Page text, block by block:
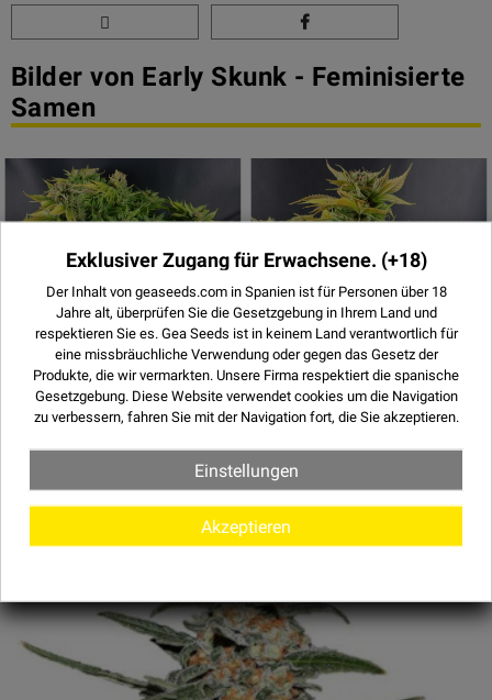
ANDERE VARIËTEITEN
Bilder von Early Skunk - Feminisierte
Samen
Exklusiver Zugang für Erwachsene. (+18)
Der Inhalt von geaseeds.com in Spanien ist für Personen über 18
Jahre alt, überprüfen Sie die Gesetzgebung in Ihrem Land und
respektieren Sie es. Gea Seeds ist in keinem Land verantwortlich für
eine missbräuchliche Verwendung oder gegen das Gesetz der
Produkte, die wir vermarkten. Unsere Firma respektiert die spanische
Gesetzgebung. Diese Website verwendet cookies um die Navigation
zu verbessern, fahren Sie mit der Navigation fort, die Sie akzeptieren.
Einstellungen
Akzeptieren